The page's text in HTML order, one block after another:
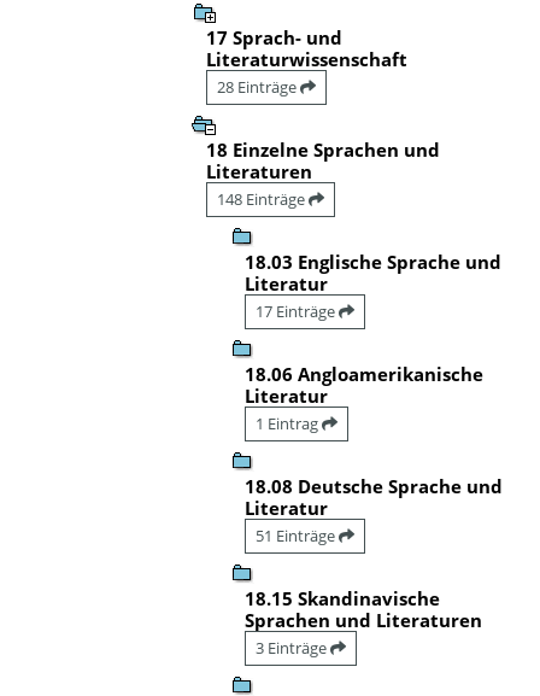
17 Sprach- und
Literaturwissenschaft
28 Einträge
18 Einzelne Sprachen und
Literaturen
148 Einträge
18.03 Englische Sprache und
Literatur
17 Einträge
18.06 Angloamerikanische
Literatur
1 Eintrag
18.08 Deutsche Sprache und
Literatur
51 Einträge
18.15 Skandinavische
Sprachen und Literaturen
3 Einträge